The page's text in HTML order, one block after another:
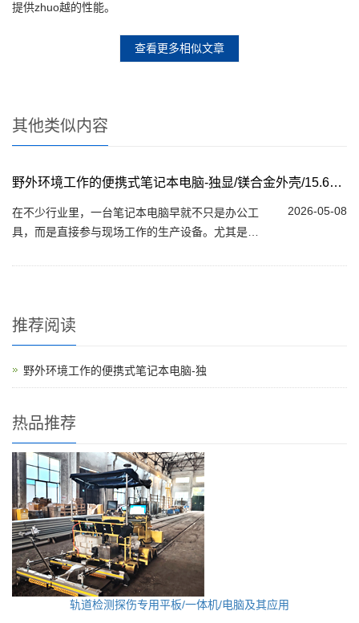
提供zhuo越的性能。
查看更多相似文章
其他类似内容
野外环境工作的便携式笔记本电脑-独显/镁合金外壳/15.6英寸
2026-05-08
在不少行业里，一台笔记本电脑早就不只是办公工
具，而是直接参与现场工作的生产设备。尤其是在
见，普通消费级笔记本很难长期扛住。在这样...
推荐阅读
野外环境工作的便携式笔记本电脑-独
热品推荐
轨道检测探伤专用平板/一体机/电脑及其应用